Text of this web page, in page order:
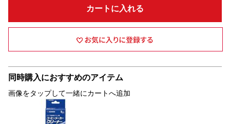
カートに入れる
同時購入におすすめのアイテム
画像をタップして一緒にカートへ追加